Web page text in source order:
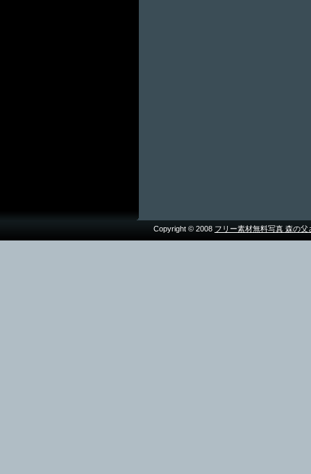
Copyright © 2008 フリー素材無料写真 森の父